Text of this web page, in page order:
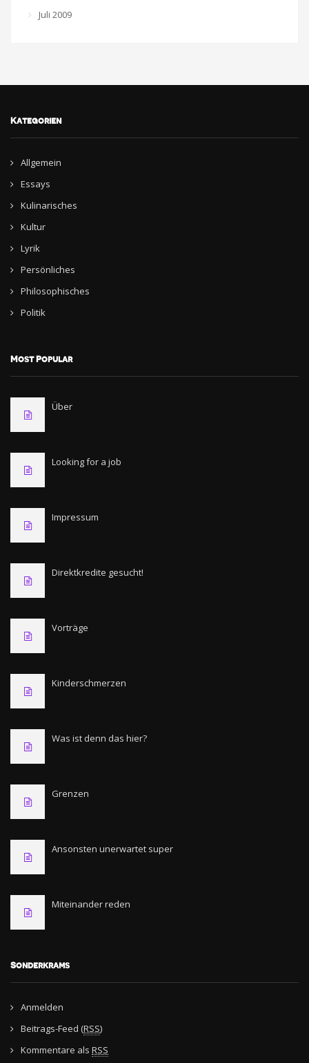
Juli 2009
Kategorien
Allgemein
Essays
Kulinarisches
Kultur
Lyrik
Persönliches
Philosophisches
Politik
Most Popular
Über
Looking for a job
Impressum
Direktkredite gesucht!
Vorträge
Kinderschmerzen
Was ist denn das hier?
Grenzen
Ansonsten unerwartet super
Miteinander reden
Sonderkrams
Anmelden
Beitrags-Feed (RSS)
Kommentare als RSS